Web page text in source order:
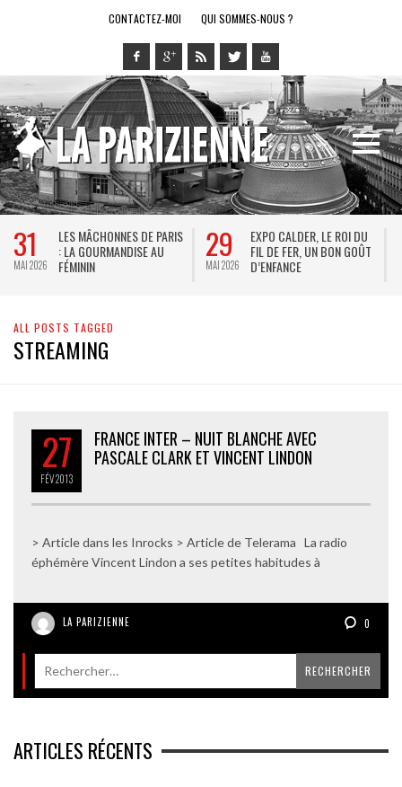
CONTACTEZ-MOI QUI SOMMES-NOUS ?
31
MAI 2026
LES MÂCHONNES DE PARIS
: LA GOURMANDISE AU
FÉMININ
29
MAI 2026
EXPO CALDER, LE ROI DU
FIL DE FER, UN BON GOÛT
D’ENFANCE
ALL POSTS TAGGED
STREAMING
27
FÉV2013
FRANCE INTER – NUIT BLANCHE AVEC
PASCALE CLARK ET VINCENT LINDON
> Article dans les Inrocks > Article de Telerama La radio
éphémère Vincent Lindon a ses petites habitudes à
LA PARIZIENNE 0
ARTICLES RÉCENTS